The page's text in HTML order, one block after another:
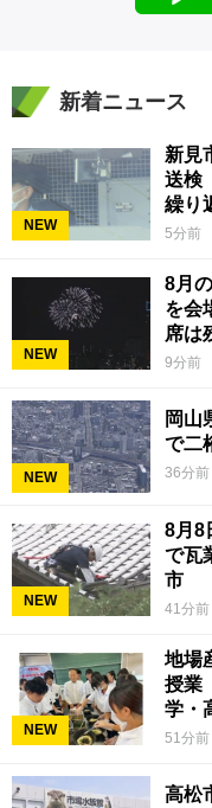
新着ニュース
NEW
新見
送検
繰り
5分前
NEW
8月
を会
席は
9分前
NEW
岡
で二
36分前
NEW
8月8
で瓦
市
41分前
NEW
地場
授業
学・
51分前
高松